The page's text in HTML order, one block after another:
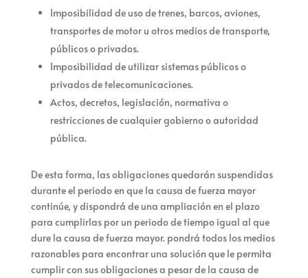
Imposibilidad de uso de trenes, barcos, aviones,
transportes de motor u otros medios de transporte,
públicos o privados.
Imposibilidad de utilizar sistemas públicos o
privados de telecomunicaciones.
Actos, decretos, legislación, normativa o
restricciones de cualquier gobierno o autoridad
pública.
De esta forma, las obligaciones quedarán suspendidas
durante el periodo en que la causa de fuerza mayor
continúe, ydispondrá de una ampliación en el plazo
para cumplirlas por un periodo de tiempo igual al que
dure la causa de fuerza mayor. pondrá todos los medios
razonables para encontrar una solución que le permita
cumplir con sus obligaciones a pesar de la causa de